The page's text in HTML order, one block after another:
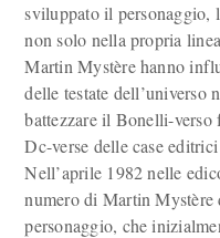
sviluppato il personaggio,
non solo nella propria
Martin Mystère hanno
delle testate dell’universo
battezzare il Bonelli-verso
Dc-verse delle case
Nell’aprile 1982 nelle
numero di Martin
personaggio, che